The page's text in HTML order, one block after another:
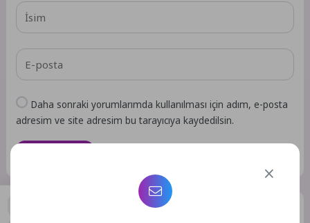
Daha sonraki yorumlarımda kullanılması için adım, e-posta
adresim ve site adresim bu tarayıcıya kaydedilsin.